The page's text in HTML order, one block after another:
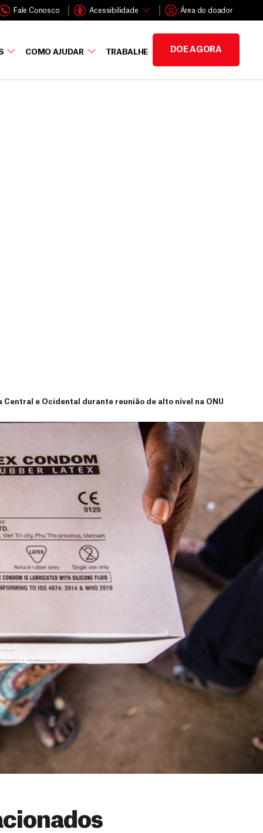
Fale Conosco Acessibilidade Área do doador
COMO AJUDAR TRABALHE DOE AGORA
Central e Ocidental durante reunião de alto nível na ONU